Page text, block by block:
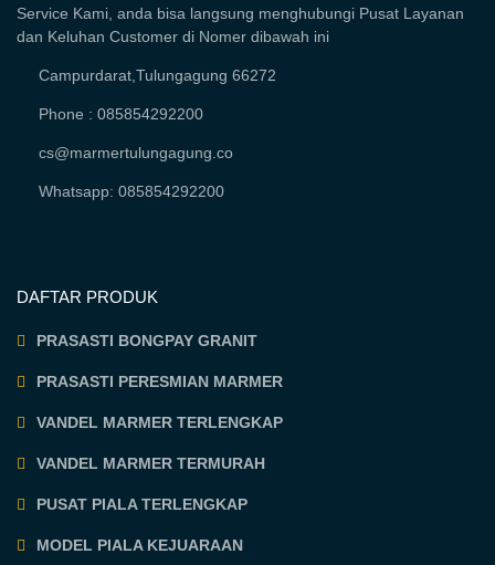
Service Kami, anda bisa langsung menghubungi Pusat Layanan
dan Keluhan Customer di Nomer dibawah ini
Campurdarat,Tulungagung 66272
Phone : 085854292200
cs@marmertulungagung.co
Whatsapp: 085854292200
DAFTAR PRODUK
PRASASTI BONGPAY GRANIT
PRASASTI PERESMIAN MARMER
VANDEL MARMER TERLENGKAP
VANDEL MARMER TERMURAH
PUSAT PIALA TERLENGKAP
MODEL PIALA KEJUARAAN